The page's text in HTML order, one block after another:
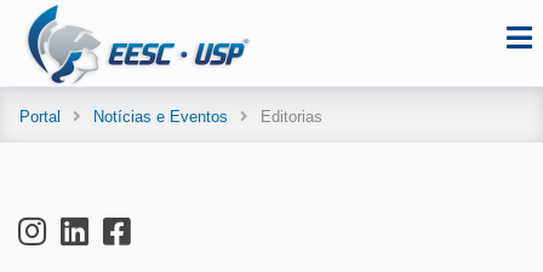
Portal Notícias e Eventos Editorias